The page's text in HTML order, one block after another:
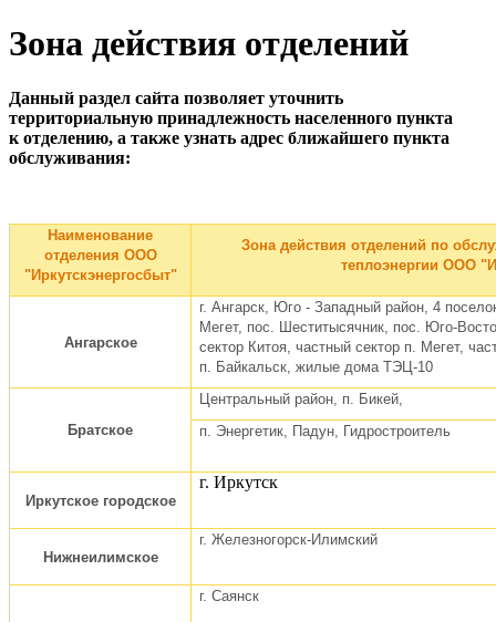
Зона действия отделений
Данный раздел сайта позволяет уточнить
территориальную принадлежность населенного пункта
к отделению, а также узнать адрес ближайшего пункта
обслуживания:
Наименование
отделения ООО
"Иркутскэнергосбыт"
Зона действия отделений по
теплоэнергии ООО
Ангарское
г. Ангарск, Юго - Западный район, 4
Мегет, пос. Шеститысячник, пос. Юго-
сектор Китоя, частный сектор п. Мегет,
п. Байкальск, жилые дома ТЭЦ-10
Братское
Центральный район, п. Бикей,
п. Энергетик, Падун, Гидростроитель
Иркутское городское
г. Иркутск
Нижнеилимское
г. Железногорск-Илимский
г. Саянск